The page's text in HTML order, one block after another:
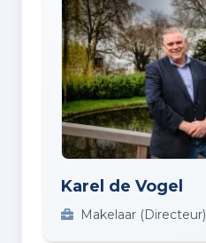
Karel de Vogel
Makelaar (Directeur)